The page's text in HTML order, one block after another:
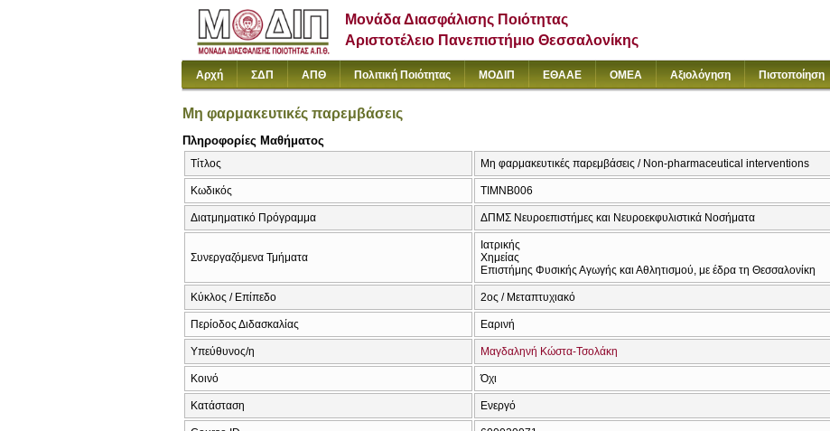
Μονάδα Διασφάλισης Ποιότητας
Αριστοτέλειο Πανεπιστήμιο Θεσσαλονίκης
Αρχή ΣΔΠ ΑΠΘ Πολιτική Ποιότητας ΜΟΔΙΠ ΕΘΑΑΕ ΟΜΕΑ Αξιολόγηση Πιστοποίηση
Μη φαρμακευτικές παρεμβάσεις
Πληροφορίες Μαθήματος
Τίτλος Μη φαρμακευτικές παρεμβάσεις / Non-pharmaceutical interventions
Κωδικός ΤΙΜΝΒ006
Διατμηματικό Πρόγραμμα ΔΠΜΣ Νευροεπιστήμες και Νευροεκφυλιστικά Νοσήματα
Συνεργαζόμενα Τμήματα
Ιατρικής
Χημείας
Επιστήμης Φυσικής Αγωγής και Αθλητισμού, με έδρα τη Θεσσαλονίκη
Κύκλος / Επίπεδο 2ος / Μεταπτυχιακό
Περίοδος Διδασκαλίας Εαρινή
Υπεύθυνος/η Μαγδαληνή Κώστα-Τσολάκη
Κοινό Όχι
Κατάσταση Ενεργό